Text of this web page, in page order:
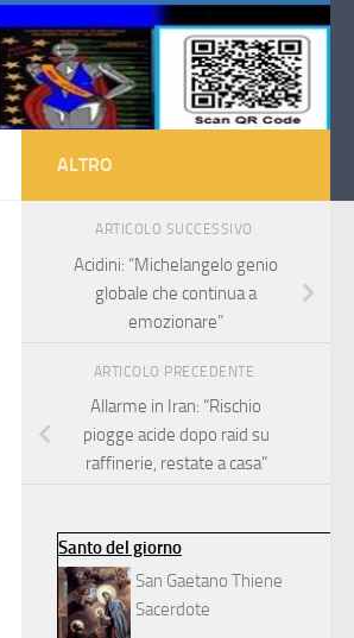
ALTRO
ARTICOLO SUCCESSIVO
Acidini: “Michelangelo genio
globale che continua a
emozionare”
ARTICOLO PRECEDENTE
Allarme in Iran: “Rischio
piogge acide dopo raid su
raffinerie, restate a casa”
Santo del giorno
San Gaetano Thiene
Sacerdote